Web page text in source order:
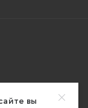
вы